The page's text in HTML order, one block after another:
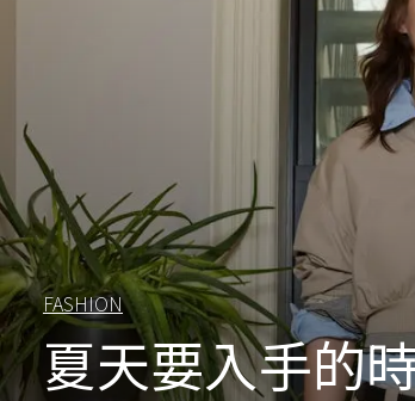
FASHION
夏天要入手的